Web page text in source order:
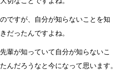
ですが、自分が知らないことを知
だったんですよね。
輩が知っていて自分が知らないこ
んだろうなと今になって思います。